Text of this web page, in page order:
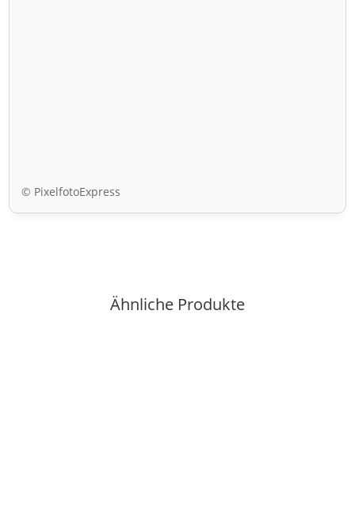
© PixelfotoExpress
Ähnliche Produkte